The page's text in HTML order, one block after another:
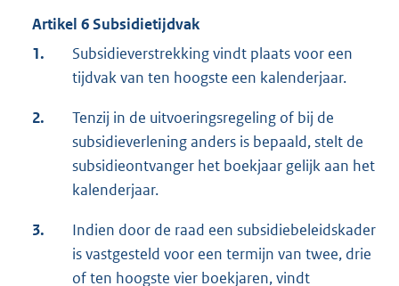
Artikel 6 Subsidietijdvak
1.
Subsidieverstrekking vindt plaats voor een
tijdvak van ten hoogste een kalenderjaar.
2.
Tenzij in de uitvoeringsregeling of bij de
subsidieverlening anders is bepaald, stelt de
subsidieontvanger het boekjaar gelijk aan het
kalenderjaar.
3.
Indien door de raad een subsidiebeleidskader
is vastgesteld voor een termijn van twee, drie
of ten hoogste vier boekjaren, vindt